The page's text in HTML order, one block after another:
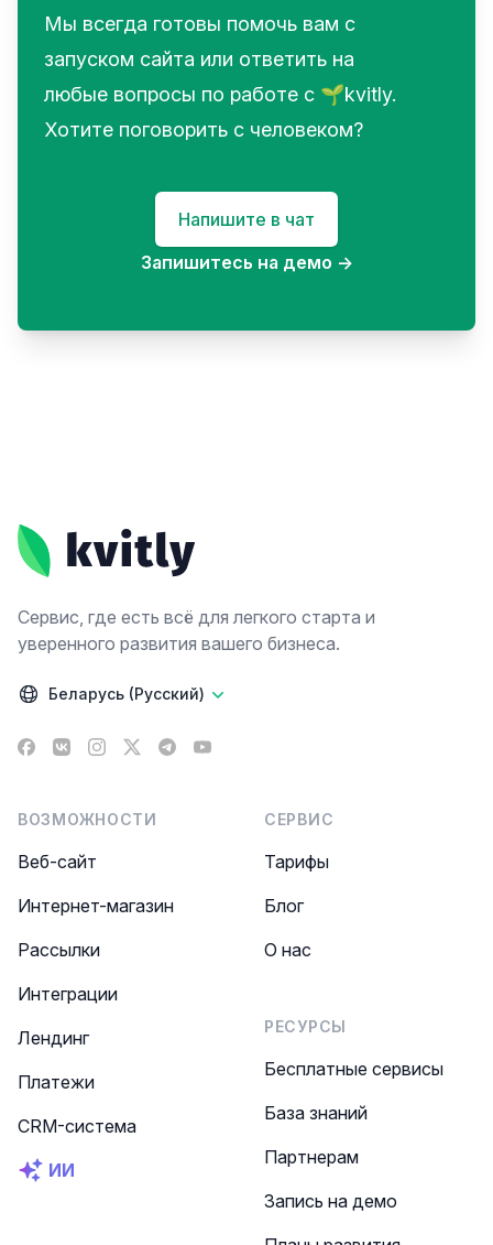
Мы всегда готовы помочь вам с
запуском сайта или ответить на
любые вопросы по работе с 🌱kvitly.
Хотите поговорить с человеком?
Напишите в чат
Запишитесь на демо →
Сервис, где есть всё для легкого старта и
уверенного развития вашего бизнеса.
Беларусь (Русский)
Facebook
VK Instagram
X TelegramYouTube
ВОЗМОЖНОСТИ
Веб-сайт
Интернет-магазин
Рассылки
Интеграции
Лендинг
Платежи
CRM-система
ИИ
СЕРВИС
Тарифы
Блог
О нас
РЕСУРСЫ
Бесплатные сервисы
База знаний
Партнерам
Запись на демо